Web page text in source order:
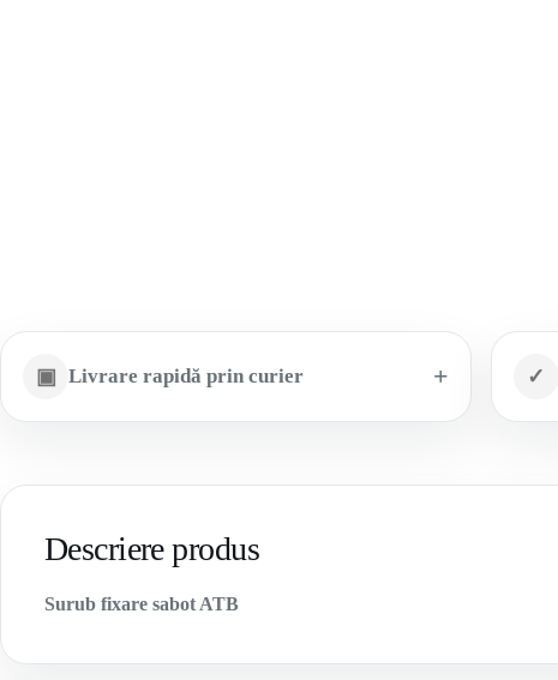
▣ Livrare rapidă prin curier ✓
Descriere produs
Surub fixare sabot ATB